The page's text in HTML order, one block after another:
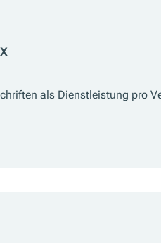
als Dienstleistung pro